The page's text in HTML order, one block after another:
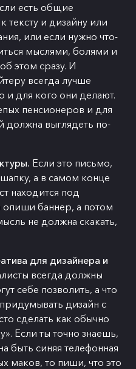
есть общие
тексту и дизайну или
или если нужно что-
мыслями, болями и
этом сразу. И
всегда лучше
и для кого они делают.
пенсионеров и для
должна выглядеть по-
Если это письмо,
а в самом конце
находится под
опиши баннер, а потом
не должна скакать,
для дизайнера и
всегда должны
себе позволить, а что
дизайн с
сделать как обычно
Если ты точно знаешь,
быть синяя телефонная
маков, то пиши, что это